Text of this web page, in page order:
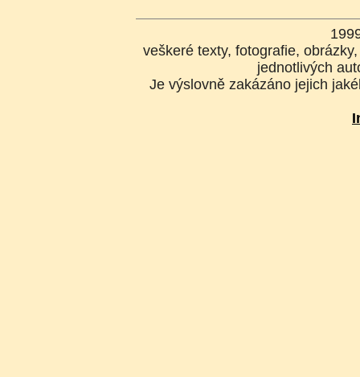
veškeré texty, fotografie,
jednotlivých
Je výslovně zakázáno jejich